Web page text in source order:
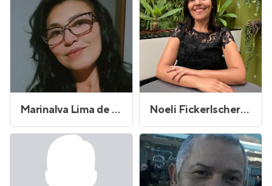
Marinalva Lima de Sousa Noeli Fickerlscherer de Freitas dos Santos